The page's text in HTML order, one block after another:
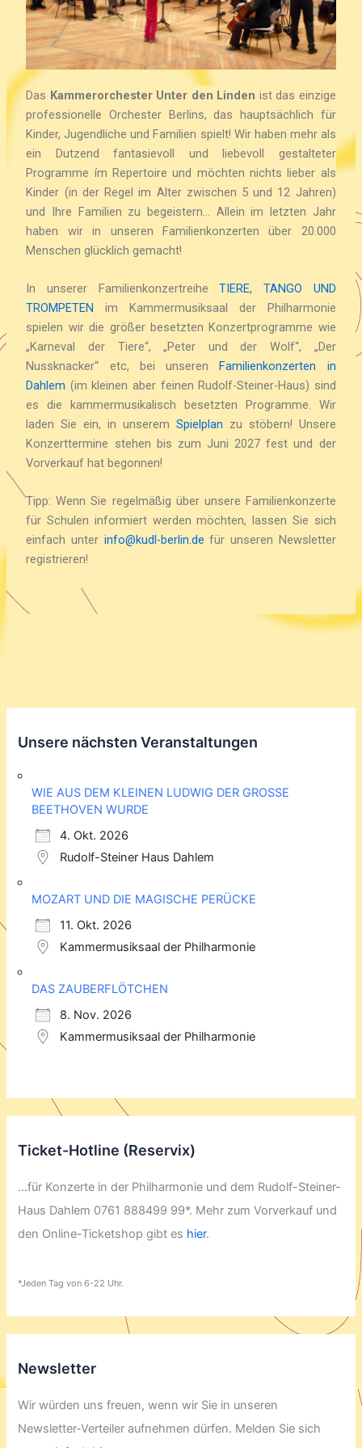
Das Kammerorchester Unter den Linden ist das einzige
professionelle Orchester Berlins, das hauptsächlich für
Kinder, Jugendliche und Familien spielt! Wir haben mehr als
ein Dutzend fantasievoll und liebevoll gestalteter
Programme ím Repertoire und möchten nichts lieber als
Kinder (in der Regel im Alter zwischen 5 und 12 Jahren)
und Ihre Familien zu begeistern… Allein im letzten Jahr
haben wir in unseren Familienkonzerten über 20.000
Menschen glücklich gemacht!
In unserer FamilienkonzertreiheTIERE, TANGO UND
TROMPETEN im Kammermusiksaal der Philharmonie
spielen wir die größer besetzten Konzertprogramme wie
„Karneval der Tiere“, „Peter und der Wolf“, „Der
Nussknacker“ etc, bei unserenFamilienkonzerten in
Dahlem (im kleinen aber feinen Rudolf-Steiner-Haus) sind
es die kammermusikalisch besetzten Programme. Wir
laden Sie ein, in unserem Spielplan zu stöbern! Unsere
Konzerttermine stehen bis zum Juni 2027 fest und der
Vorverkauf hat begonnen!
Tipp: Wenn Sie regelmäßig über unsere Familienkonzerte
für Schulen informiert werden möchten, lassen Sie sich
einfach unter info@kudl-berlin.de für unseren Newsletter
registrieren!
Unsere nächsten Veranstaltungen
WIE AUS DEM KLEINEN LUDWIG DER GROSSE
BEETHOVEN WURDE
4. Okt. 2026
Rudolf-Steiner Haus Dahlem
MOZART UND DIE MAGISCHE PERÜCKE
11. Okt. 2026
Kammermusiksaal der Philharmonie
DAS ZAUBERFLÖTCHEN
8. Nov. 2026
Kammermusiksaal der Philharmonie
Ticket-Hotline (Reservix)
...für Konzerte in der Philharmonie und dem Rudolf-Steiner-
Haus Dahlem 0761 888499 99*. Mehr zum Vorverkauf und
den Online-Ticketshop gibt es hier.
*Jeden Tag von 6-22 Uhr.
Newsletter
Wir würden uns freuen, wenn wir Sie in unseren
Newsletter-Verteiler aufnehmen dürfen. Melden Sie sich